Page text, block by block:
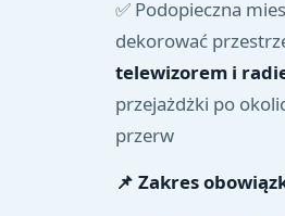
✅ Podopieczna
dekorować
telewizorem i
przejażdżki po
przerw
📌 Zakres